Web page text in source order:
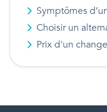
Symptômes
Choisir un
Prix d'un